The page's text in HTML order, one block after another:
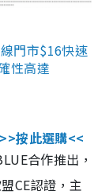
門市$16快速
性高達
>>按此選購<<
合作推出，
CE認證，主